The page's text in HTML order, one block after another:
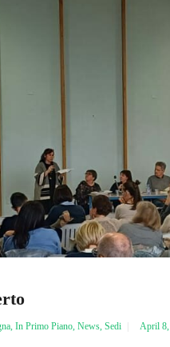
, In Primo Piano, News, Sedi April 8,